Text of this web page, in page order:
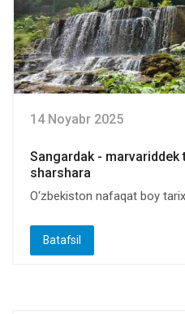
14 Noyabr 2025
Sangardak -
sharshara
O‘zbekiston nafaqat boy
Batafsil